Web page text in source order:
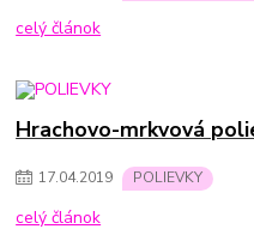
celý článok
Hrachovo-mrkvová
17.04.2019 POLIEVKY
celý článok